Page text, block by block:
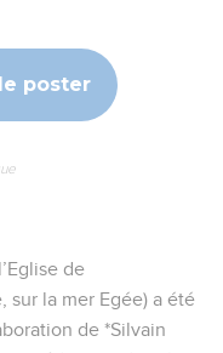
poster
de
sur la mer Egée) a été
de *Silvain